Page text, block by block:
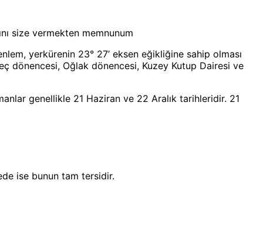
size vermekten memnunum
yerkürenin 23° 27’ eksen eğikliğine sahip olması
dönencesi, Oğlak dönencesi, Kuzey Kutup Dairesi ve
genellikle 21 Haziran ve 22 Aralık tarihleridir. 21
ise bunun tam tersidir.